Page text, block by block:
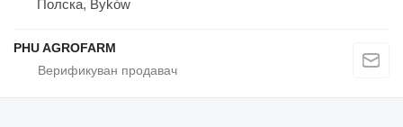
Полска, Byków
PHU AGROFARM